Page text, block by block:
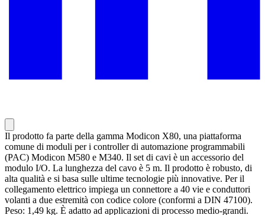
Il prodotto fa parte della gamma Modicon X80, una piattaforma
comune di moduli per i controller di automazione programmabili
(PAC) Modicon M580 e M340. Il set di cavi è un accessorio del
modulo I/O. La lunghezza del cavo è 5 m. Il prodotto è robusto, di
alta qualità e si basa sulle ultime tecnologie più innovative. Per il
collegamento elettrico impiega un connettore a 40 vie e conduttori
volanti a due estremità con codice colore (conformi a DIN 47100).
Peso: 1,49 kg. È adatto ad applicazioni di processo medio-grandi.